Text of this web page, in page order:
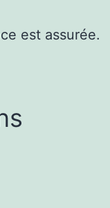
est assurée.